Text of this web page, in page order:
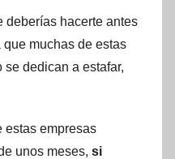
deberías hacerte antes
muchas de estas
dedican a estafar,
estas empresas
unos meses, si